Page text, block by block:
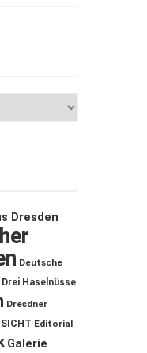
Dresden
Deutsche
Drei Haselnüsse
Dresdner
Editorial
Galerie